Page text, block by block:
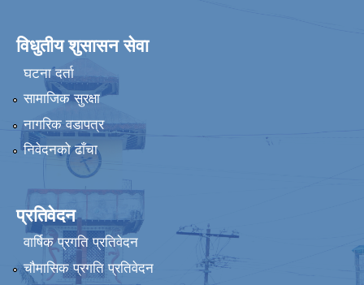
विधुतीय शुसासन सेवा
घटना दर्ता
सामाजिक सुरक्षा
नागरिक वडापत्र
निवेदनको ढाँचा
प्रतिवेदन
वार्षिक प्रगति प्रतिवेदन
चौमासिक प्रगति प्रतिवेदन